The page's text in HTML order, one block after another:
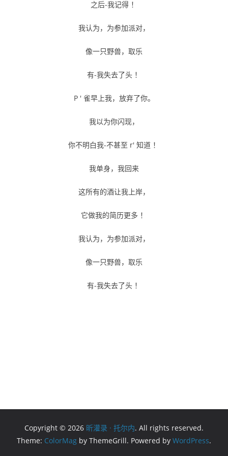
之后-我记得 ！
我认为，为参加派对，
像一只野兽，取乐
有-我失去了头 ！
P ' 雀早上我，放弃了你。
我以为你闪现，
你不明白我-不甚至 r' 知道 ！
我单身，我回来
这所有的酒让我上岸，
它做我的简历更多 ！
我认为，为参加派对，
像一只野兽，取乐
有-我失去了头 ！
Copyright © 2026 昕灌录 · 托尔内. All rights reserved.
Theme: ColorMag by ThemeGrill. Powered by WordPress.